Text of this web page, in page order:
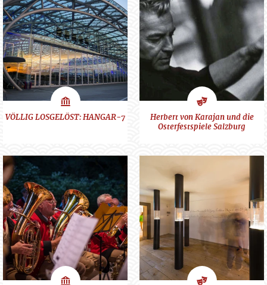
Schauplätze
VÖLLIG LOSGELÖST: HANGAR-7
Kunst
&
Herbert von Karajan und die
Osterfestspiele Salzburg